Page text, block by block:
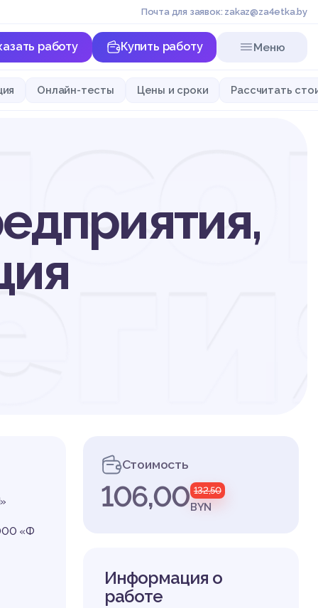
Почта для заявок: zakaz@za4etka.by
работу Купить работу Меню
Онлайн-тесты Цены и сроки Рассчитать
«Ф
Стоимость
106,00 132,50
BYN
Информация о
работе